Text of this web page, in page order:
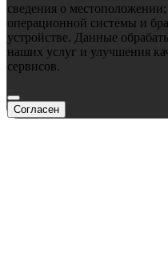
сведения о
операционной системы и
устройстве. Данные
наших услуг и улучшения
сервисов.
Согласен